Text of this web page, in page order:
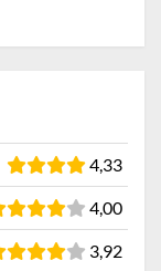
4,33
4,00
3,92